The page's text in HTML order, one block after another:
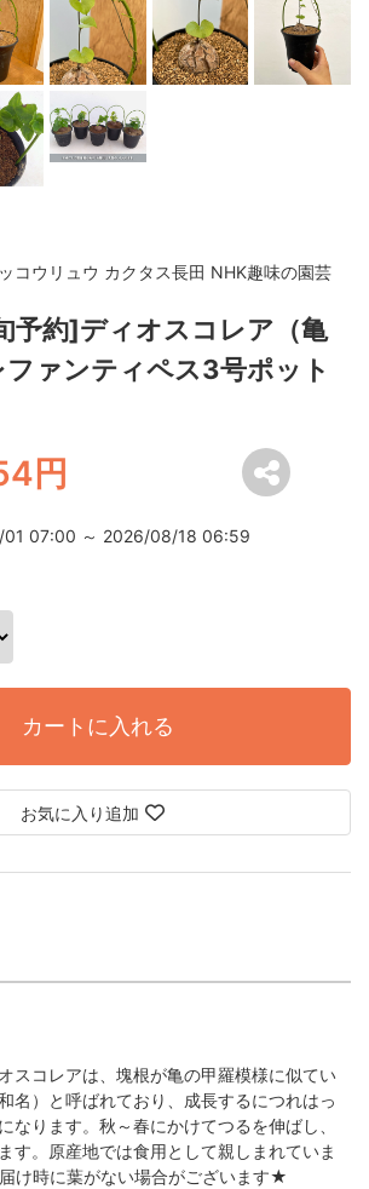
コウリュウ カクタス長田 NHK趣味の園芸
予約]ディオスコレア（亀
ファンティペス3号ポット
円
01 07:00 ～ 2026/08/18 06:59
カートに入れる
お気に入り追加
スコレアは、塊根が亀の甲羅模様に似てい
名）と呼ばれており、成長するにつれはっ
なります。秋～春にかけてつるを伸ばし、
す。原産地では食用として親しまれていま
け時に葉がない場合がございます★